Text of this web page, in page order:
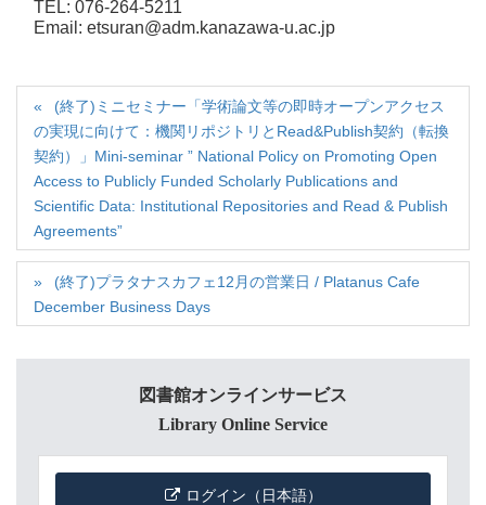
TEL: 076-264-5211
Email: etsuran@adm.kanazawa-u.ac.jp
(終了)ミニセミナー「学術論文等の即時オープンアクセス
の実現に向けて：機関リポジトリとRead&Publish契約（転換
契約）」Mini-seminar ” National Policy on Promoting Open
Access to Publicly Funded Scholarly Publications and
Scientific Data: Institutional Repositories and Read & Publish
Agreements”
(終了)プラタナスカフェ12月の営業日 / Platanus Cafe
December Business Days
図書館オンラインサービス
Library Online Service
ログイン（日本語）